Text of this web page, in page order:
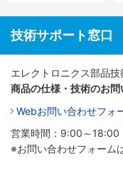
技術サポート窓口
エレクトロニクス部品技
商品の仕様・技術のお問
Webお問い合わせフォ
営業時間：9:00～18:00
※お問い合わせフォーム